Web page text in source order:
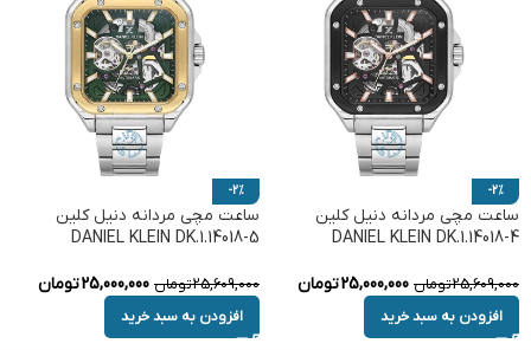
-2%
ساعت مچی مردانه دنیل کلین
DANIEL KLEIN DK.1.14018-4
25,609,000تومان 25,000,000تومان
افزودن به سبد خرید
-2%
ساعت مچی مردانه دنیل کلین
DANIEL KLEIN DK.1.14018-5
25,609,000تومان 25,000,000تومان
افزودن به سبد خرید